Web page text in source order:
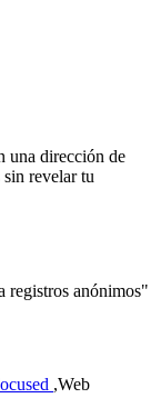
una dirección de
revelar tu
registros anónimos"
,Web